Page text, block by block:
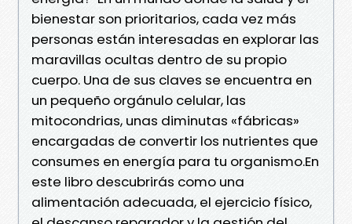
bienestar son prioritarios, cada vez más
personas están interesadas en explorar las
maravillas ocultas dentro de su propio
cuerpo. Una de sus claves se encuentra en
un pequeño orgánulo celular, las
mitocondrias, unas diminutas «fábricas»
encargadas de convertir los nutrientes que
consumes en energía para tu organismo.En
este libro descubrirás como una
alimentación adecuada, el ejercicio físico,